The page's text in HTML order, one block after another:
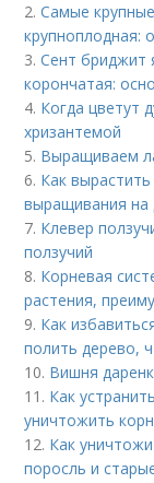
2.Самые
крупноплодная:
3.Сент бриджит
корончатая:
4. Когда цветут
хризантемой
5. Выращиваем
6. Как
выращивания на
7. Клевер
ползучий
8. Корневая
растения,
9. Как
полить дерево,
10. Вишня
11. Как
уничтожить
12. Как
поросль и